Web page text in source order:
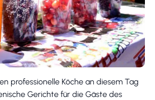
professionelle Köche an diesem Tag
Gerichte für die Gäste des